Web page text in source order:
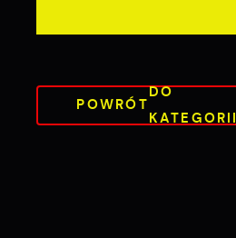
POWRÓT
DO
KATEGORII